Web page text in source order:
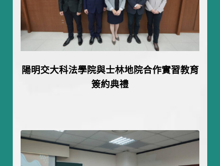
陽明交大科法學院與士林地院合作實習教育
簽約典禮